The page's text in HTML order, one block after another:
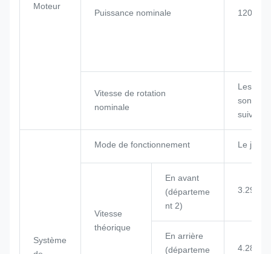
Moteur
Puissance nominale 120 kW
Vitesse de rotation
nominale
Les
sont les
suivants
Système
Mode de fonctionnement Le
Vitesse
théorique
En avant
(départeme
nt 2)
3.29/
En arrière
(départeme
4.28/